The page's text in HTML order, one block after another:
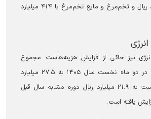
اولیه با ۹۹۱ میلیارد ریال و تخم‌مرغ و مایع تخم‌مرغ با ۴۱۴ میلیارد
نیز حاکی از افزایش هزینه‌هاست. مجموع
هزینه انرژی شرکت در دو ماه نخست سال ۱۴۰۵ به ۲۷.۵ میلیارد
ریال رسیده که نسبت به ۲۱.۹ میلیارد ریال دوره مشابه سال قبل